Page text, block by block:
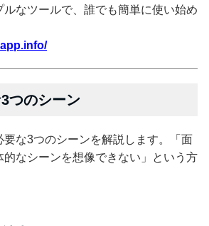
ルなツールで、誰でも簡単に使い始め
つのシーン
要な3つのシーンを解説します。「面
的なシーンを想像できない」という方